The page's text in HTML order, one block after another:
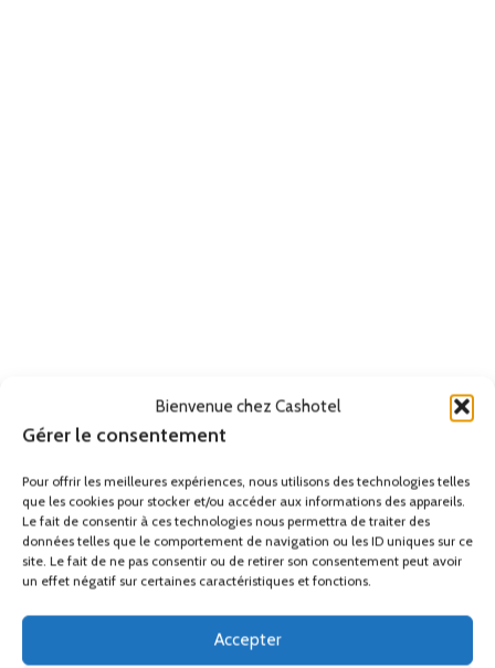
Bienvenue chez Cashotel
Gérer le consentement
Pour offrir les meilleures expériences, nous utilisons des technologies telles
que les cookies pour stocker et/ou accéder aux informations des appareils.
Le fait de consentir à ces technologies nous permettra de traiter des
données telles que le comportement de navigation ou les ID uniques sur ce
site. Le fait de ne pas consentir ou de retirer son consentement peut avoir
un effet négatif sur certaines caractéristiques et fonctions.
Accepter